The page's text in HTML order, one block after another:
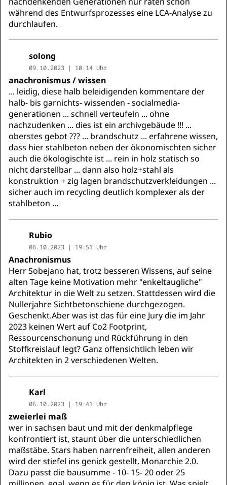
während des Entwurfsprozesses eine LCA-Analyse zu
durchlaufen.
solong
09.10.2023 | 10:14 Uhr
anachronismus / wissen
... leidig, diese halb beleidigenden kommentare der
halb- bis garnichts- wissenden - socialmedia-
generationen ... schnell verteufeln ... ohne
nachzudenken ... dies ist ein archivgebäude !!! ...
oberstes gebot ??? ... brandschutz ... erfahrene wissen,
dass hier stahlbeton neben der ökonomischten sicher
auch die ökologischte ist ... rein in holz statisch so
nicht darstellbar ... dann also holz+stahl als
konstruktion + zig lagen brandschutzverkleidungen ...
sicher auch im recycling deutlich komplexer als der
stahlbeton ...
Rubio
06.10.2023 | 19:51 Uhr
Anachronismus
Herr Sobejano hat, trotz besseren Wissens, auf seine
alten Tage keine Motivation mehr "enkeltaugliche"
Architektur in die Welt zu setzen. Stattdessen wird die
Nullerjahre Sichtbetonschiene durchgezogen.
Geschenkt.Aber was ist das für eine Jury die im Jahr
2023 keinen Wert auf Co2 Footprint,
Ressourcenschonung und Rückführung in den
Stoffkreislauf legt? Ganz offensichtlich leben wir
Architekten in 2 verschiedenen Welten.
Karl
06.10.2023 | 19:41 Uhr
zweierlei maß
wer in sachsen baut und mit der denkmalpflege
konfrontiert ist, staunt über die unterschiedlichen
maßstäbe. Stars haben narrenfreiheit, allen anderen
wird der stiefel ins genick gestellt. Monarchie 2.0.
Dazu passt die bausumme - 10- 15- 20 oder 25